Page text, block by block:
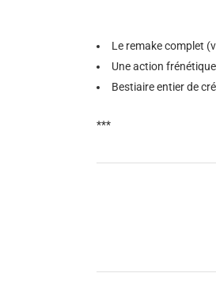
Le remake complet
Une action
Bestiaire entier de
***